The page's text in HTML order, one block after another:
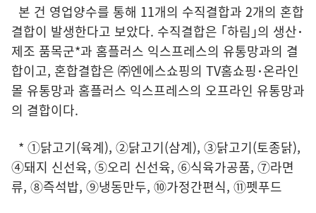
본 건 영업양수를 통해 11개의 수직결합과 2개의 혼합
결합이 발생한다고 보았다. 수직결합은 ｢하림｣의 생산･
제조 품목군*과 홈플러스 익스프레스의 유통망과의 결
합이고, 혼합결합은 ㈜엔에스쇼핑의 TV홈쇼핑･온라인
몰 유통망과 홈플러스 익스프레스의 오프라인 유통망과
의 결합이다.
* ①닭고기(육계), ②닭고기(삼계), ③닭고기(토종닭),
④돼지 신선육, ⑤오리 신선육, ⑥식육가공품, ⑦라면
류, ⑧즉석밥, ⑨냉동만두, ⑩가정간편식, ⑪펫푸드